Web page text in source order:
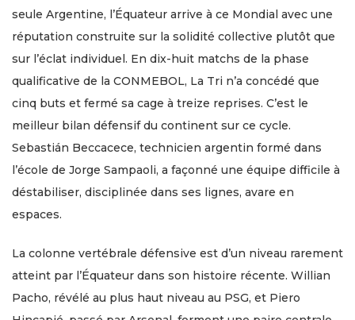
seule Argentine, l’Équateur arrive à ce Mondial avec une
réputation construite sur la solidité collective plutôt que
sur l’éclat individuel. En dix-huit matchs de la phase
qualificative de la CONMEBOL, La Tri n’a concédé que
cinq buts et fermé sa cage à treize reprises. C’est le
meilleur bilan défensif du continent sur ce cycle.
Sebastián Beccacece, technicien argentin formé dans
l’école de Jorge Sampaoli, a façonné une équipe difficile à
déstabiliser, disciplinée dans ses lignes, avare en
espaces.
La colonne vertébrale défensive est d’un niveau rarement
atteint par l’Équateur dans son histoire récente. Willian
Pacho, révélé au plus haut niveau au PSG, et Piero